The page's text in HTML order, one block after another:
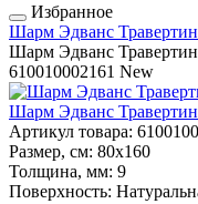
Избранное
Шарм Эдванс
Шарм Эдванс
610010002161 New
Шарм Эдванс
Артикул товара:
Размер, см: 80x160
Толщина, мм: 9
Поверхность: